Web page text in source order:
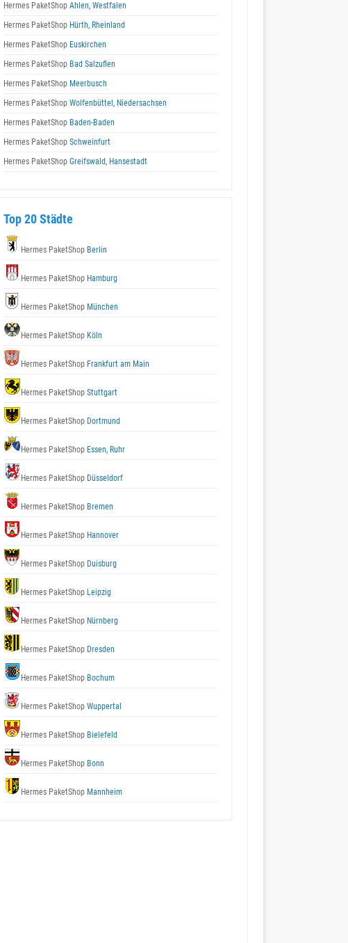
Hermes PaketShop Ahlen, Westfalen
Hermes PaketShop Hürth, Rheinland
Hermes PaketShop Euskirchen
Hermes PaketShop Bad Salzuflen
Hermes PaketShop Meerbusch
Hermes PaketShop Wolfenbüttel, Niedersachsen
Hermes PaketShop Baden-Baden
Hermes PaketShop Schweinfurt
Hermes PaketShop Greifswald, Hansestadt
Top 20 Städte
Hermes PaketShop Berlin
Hermes PaketShop Hamburg
Hermes PaketShop München
Hermes PaketShop Köln
Hermes PaketShop Frankfurt am Main
Hermes PaketShop Stuttgart
Hermes PaketShop Dortmund
Hermes PaketShop Essen, Ruhr
Hermes PaketShop Düsseldorf
Hermes PaketShop Bremen
Hermes PaketShop Hannover
Hermes PaketShop Duisburg
Hermes PaketShop Leipzig
Hermes PaketShop Nürnberg
Hermes PaketShop Dresden
Hermes PaketShop Bochum
Hermes PaketShop Wuppertal
Hermes PaketShop Bielefeld
Hermes PaketShop Bonn
Hermes PaketShop Mannheim